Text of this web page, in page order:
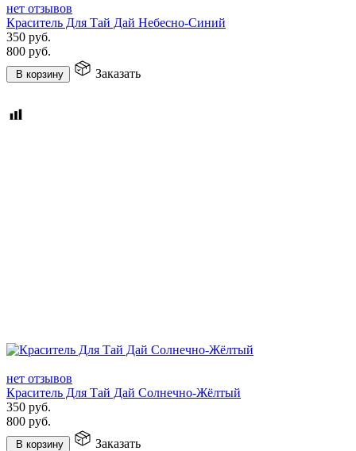
нет отзывов
Краситель Для Тай Дай Небесно-Синий
350 руб.
800 руб.
В корзину Заказать
нет отзывов
Краситель Для Тай Дай Солнечно-Жёлтый
350 руб.
800 руб.
В корзину Заказать